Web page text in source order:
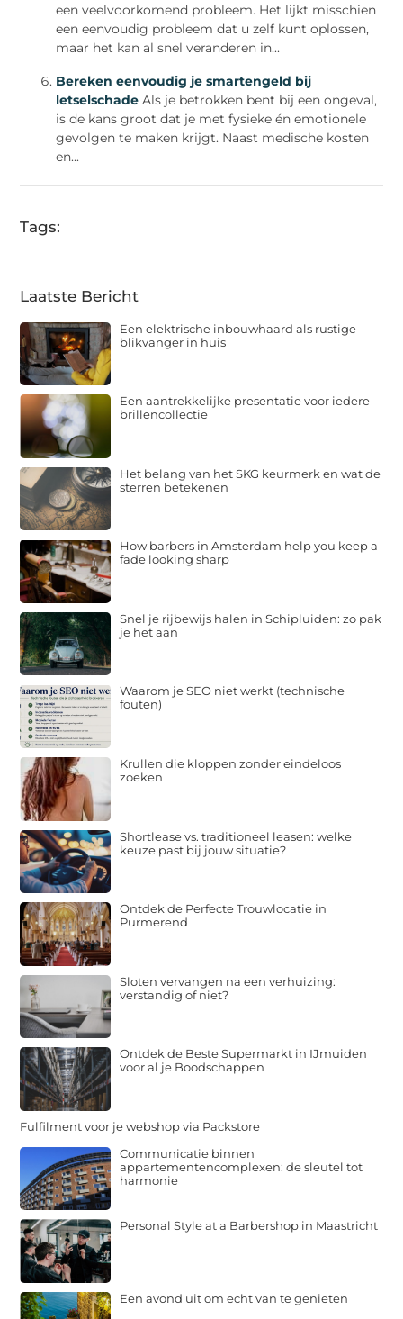
een veelvoorkomend probleem. Het lijkt misschien
een eenvoudig probleem dat u zelf kunt oplossen,
maar het kan al snel veranderen in...
Bereken eenvoudig je smartengeld bij
letselschade Als je betrokken bent bij een ongeval,
is de kans groot dat je met fysieke én emotionele
gevolgen te maken krijgt. Naast medische kosten
en...
Tags:
Laatste Bericht
Een elektrische inbouwhaard als rustige
blikvanger in huis
Een aantrekkelijke presentatie voor iedere
brillencollectie
Het belang van het SKG keurmerk en wat de
sterren betekenen
How barbers in Amsterdam help you keep a
fade looking sharp
Snel je rijbewijs halen in Schipluiden: zo pak
je het aan
Waarom je SEO niet werkt (technische
fouten)
Krullen die kloppen zonder eindeloos
zoeken
Shortlease vs. traditioneel leasen: welke
keuze past bij jouw situatie?
Ontdek de Perfecte Trouwlocatie in
Purmerend
Sloten vervangen na een verhuizing:
verstandig of niet?
Ontdek de Beste Supermarkt in IJmuiden
voor al je Boodschappen
Fulfilment voor je webshop via Packstore
Communicatie binnen
appartementencomplexen: de sleutel tot
harmonie
Personal Style at a Barbershop in Maastricht
Een avond uit om echt van te genieten